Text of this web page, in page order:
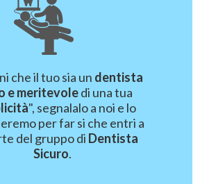
che il tuo sia un dentista
e meritevoledi una tua
", segnalalo a noi e lo
per far si che entri a
del gruppo di Dentista
Sicuro.